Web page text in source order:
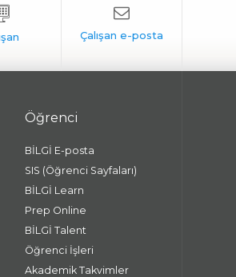
Öğrenci
BİLGİ E-posta
SIS (Öğrenci Sayfaları)
BİLGİ Learn
Prep Online
BİLGİ Talent
Öğrenci İşleri
Akademik Takvimler